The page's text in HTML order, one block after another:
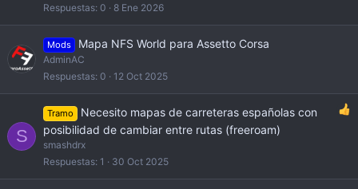
Respuestas 0 8 Ene 2026
Mods Mapa NFS World para Assetto Corsa
AdminAC
Respuestas 0 12 Oct 2025
S
Tramo
Necesito mapas de carreteras españolas con
posibilidad de cambiar entre rutas (freeroam)
smashdrx
Respuestas 1 30 Oct 2025